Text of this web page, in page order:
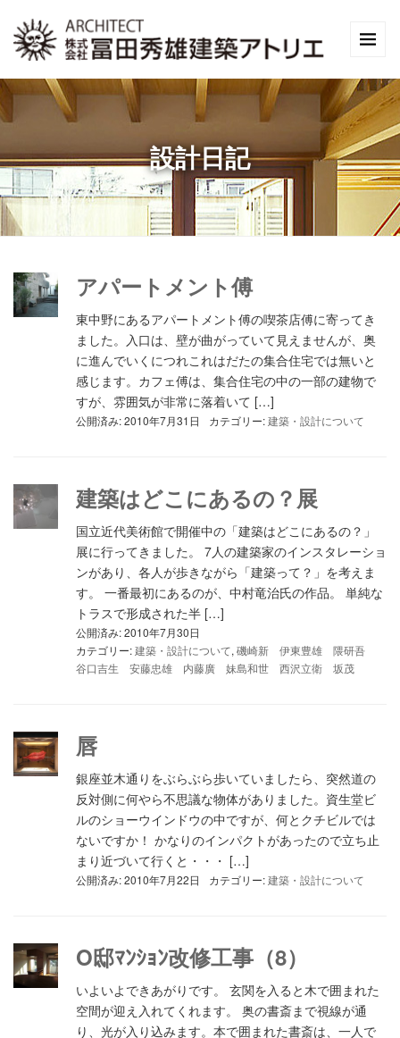
設計日記
アパートメント傅
東中野にあるアパートメント傅の喫茶店傅に寄ってき
ました。入口は、壁が曲がっていて見えませんが、奥
に進んでいくにつれこれはだたの集合住宅では無いと
感じます。カフェ傅は、集合住宅の中の一部の建物で
すが、雰囲気が非常に落着いて […]
公開済み: 2010年7月31日 カテゴリー:建築・設計について
建築はどこにあるの？展
国立近代美術館で開催中の「建築はどこにあるの？」
展に行ってきました。 7人の建築家のインスタレーショ
ンがあり、各人が歩きながら「建築って？」を考えま
す。 一番最初にあるのが、中村竜治氏の作品。 単純な
トラスで形成された半 […]
公開済み: 2010年7月30日
カテゴリー:建築・設計について, 磯崎新 伊東豊雄 隈研吾
谷口吉生 安藤忠雄 内藤廣 妹島和世 西沢立衛 坂茂
唇
銀座並木通りをぶらぶら歩いていましたら、突然道の
反対側に何やら不思議な物体がありました。資生堂ビ
ルのショーウインドウの中ですが、何とクチビルでは
ないですか！ かなりのインパクトがあったので立ち止
まり近づいて行くと・・・ […]
公開済み: 2010年7月22日 カテゴリー:建築・設計について
O邸ﾏﾝｼｮﾝ改修工事（8）
いよいよできあがりです。 玄関を入ると木で囲まれた
空間が迎え入れてくれます。 奥の書斎まで視線が通
り、光が入り込みます。本で囲まれた書斎は、一人で